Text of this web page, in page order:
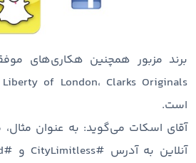
برند مزبور همچنین هکاری‌های
است.
آقای اسکات می‌گوید: به عنوان